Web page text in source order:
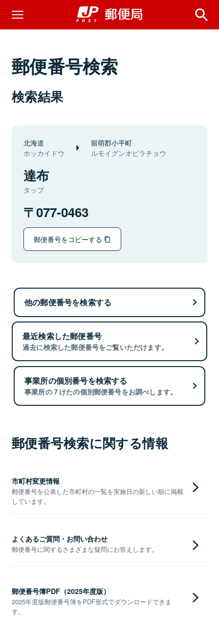
郵便番号検索
検索結果
北海道
ホッカイドウ
留萌郡小平町
ルモイグンオビラチョウ
達布
タップ
077-0463
郵便番号をコピーする
他の郵便番号を検索する
最近検索した郵便番号
過去に検索した郵便番号をご覧いただけます。
事業所の個別番号を検索する
事業所の７けたの個別郵便番号をお調べします。
郵便番号検索に関する情報
市町村変更情報
郵便番号を公表した市町村の一覧を実施日の新しい順に掲載
しています。
よくあるご質問・お問い合わせ
郵便番号に関するさまざまな疑問にお答えします。
郵便番号簿PDF（2025年度版）
2025年度版郵便番号簿をPDF形式でダウンロードできま
す。